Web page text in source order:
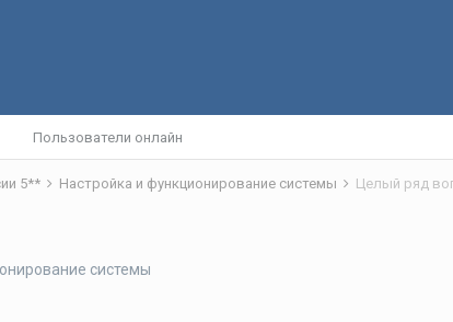
Пользователи онлайн
5** Настройка и функционирование системы Целый ряд
системы